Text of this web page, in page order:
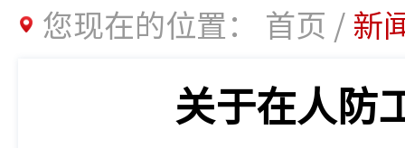
您现在的位置： 首页 /新
关于在人防